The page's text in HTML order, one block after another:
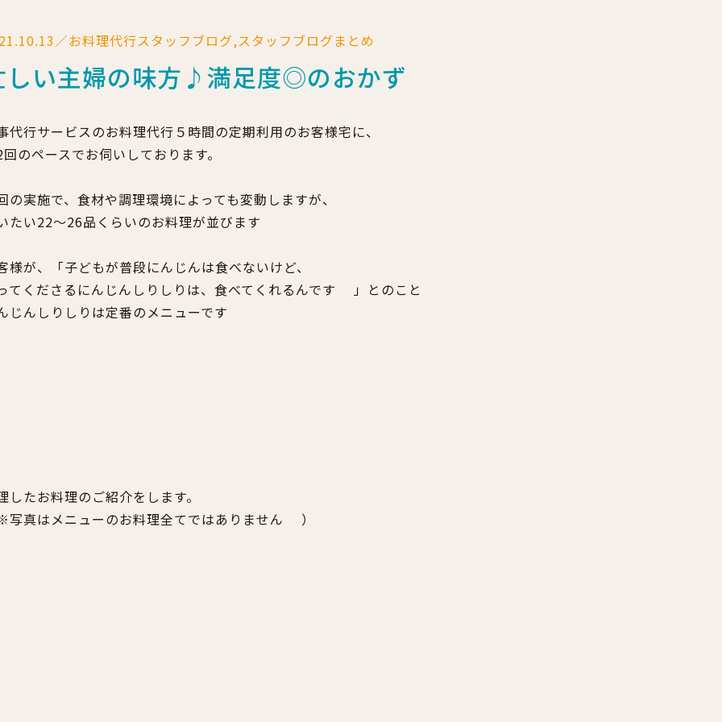
／お料理代行スタッフブログ,スタッフブログまとめ
しい主婦の味方♪満足度◎のおかず
代行サービスのお料理代行５時間の定期利用のお客様宅に、
のペースでお伺いしております。
の実施で、食材や調理環境によっても変動しますが、
たい22～26品くらいのお料理が並びます
様が、「子どもが普段にんじんは食べないけど、
てくださるにんじんしりしりは、食べてくれるんです
」とのこと
じんしりしりは定番のメニューです
したお料理のご紹介をします。
写真はメニューのお料理全てではありません
）